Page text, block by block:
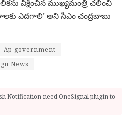
వీక్షించిన ముఖ్యమంత్రి చలించి
ఎదగాలి’ అని సీఎం చంద్రబాబు
Ap government
News
Notification need OneSignal plugin to